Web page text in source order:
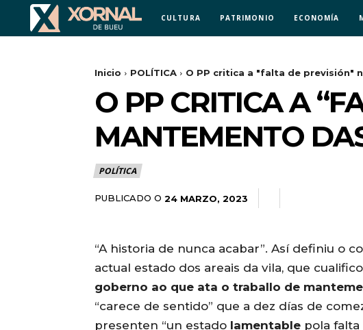
CULTURA PATRIMONIO ECONOMÍA
Inicio POLÍTICA O PP critica a "falta de previsión"
O PP CRITICA A
MANTEMENTO
POLÍTICA
PUBLICADO O 24 MARZO, 2023
“A historia de nunca acabar”. Así definiu o
actual estado dos areais da vila, que
goberno ao que ata o traballo de
“carece de sentido” que a dez días de
presenten “un estado lamentable pola